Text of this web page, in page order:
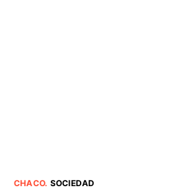
CHACO. SOCIEDAD